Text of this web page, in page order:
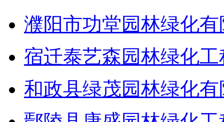
濮阳市功堂园林绿化
宿迁泰艺森园林绿化
和政县绿茂园林绿化